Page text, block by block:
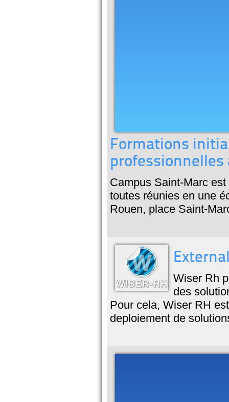
Formations
professionnelles
Campus Saint-Marc
toutes réunies en une
Rouen, place Saint-
Wiser Rh
des
Pour cela, Wiser RH
deploiement de